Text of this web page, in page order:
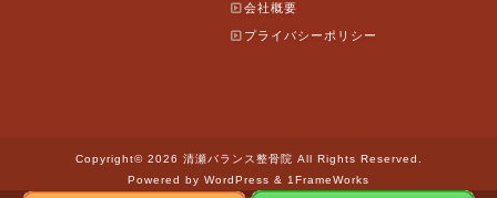
会社概要
プライバシーポリシー
Copyright© 2026 清瀬バランス整骨院 All Rights Reserved.
Powered by WordPress & 1FrameWorks